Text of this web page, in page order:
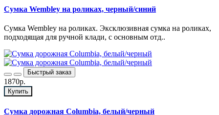
Сумка Wembley на роликах, черный/синий
Сумка Wembley на роликах. Эксклюзивная сумка на роликах,
подходящая для ручной клади, с основным отд..
Быстрый заказ
1870р.
Купить
Сумка дорожная Columbia, белый/черный